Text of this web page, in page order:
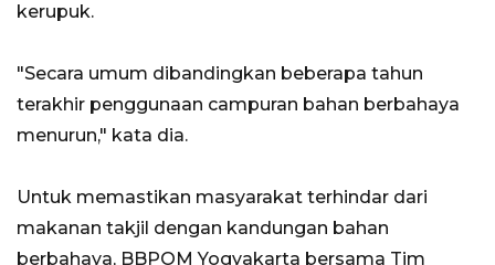
kerupuk.
"Secara umum dibandingkan beberapa tahun
terakhir penggunaan campuran bahan berbahaya
menurun," kata dia.
Untuk memastikan masyarakat terhindar dari
makanan takjil dengan kandungan bahan
berbahaya, BBPOM Yogyakarta bersama Tim